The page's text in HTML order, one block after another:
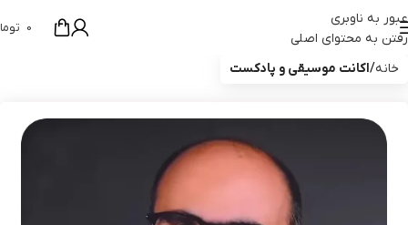
عبور به ناوبری
رفتن به محتوای اصلی
0
خانه اکانت موسیقی و پادکست